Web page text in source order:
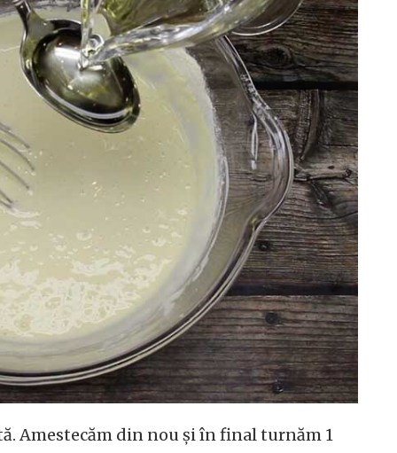
Amestecăm din nou și în final turnăm 1